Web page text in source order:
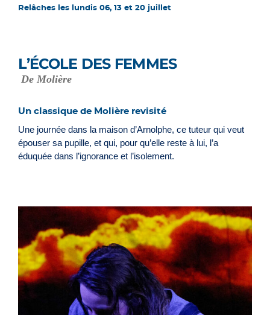
Relâches les lundis 06, 13 et 20 juillet
L’ÉCOLE DES FEMMES
De Molière
Un classique de Molière revisité
Une journée dans la maison d’Arnolphe, ce tuteur qui veut
épouser sa pupille, et qui, pour qu’elle reste à lui, l’a
éduquée dans l’ignorance et l’isolement.